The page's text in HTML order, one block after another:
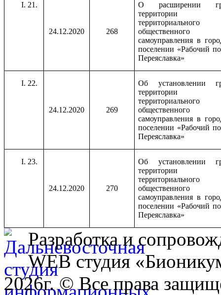
21.
24.12.2020 268
О расширении
территории
территориального
общественного
самоуправления в
поселении «Рабочий
Переяславка»
22.
24.12.2020 269
Об установлении
территории
территориального
общественного
самоуправления в
поселении «Рабочий
Переяславка»
23.
24.12.2020 270
Об установлении
территории
территориального
общественного
самоуправления в
поселении «Рабочий
Переяславка»
Разработка и
WEB студия
2026г. © Все права